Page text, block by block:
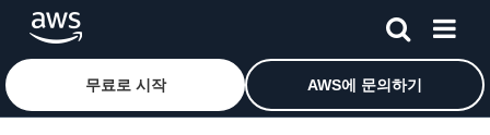
메인 콘텐츠로 건너뛰기Amazon Web Services 홈 페이지로 돌아가려면 여기를 클
무료로 시작 AWS에 문의하기